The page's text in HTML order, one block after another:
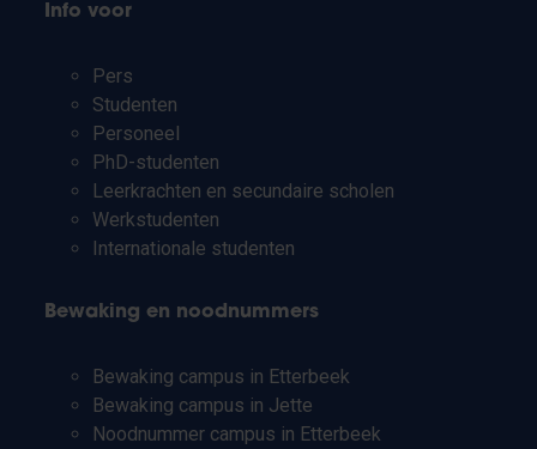
Info voor
Pers
Studenten
Personeel
PhD-studenten
Leerkrachten en secundaire scholen
Werkstudenten
Internationale studenten
Bewaking en noodnummers
Bewaking campus in Etterbeek
Bewaking campus in Jette
Noodnummer campus in Etterbeek